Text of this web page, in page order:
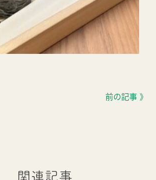
前の記事 》
関連記事